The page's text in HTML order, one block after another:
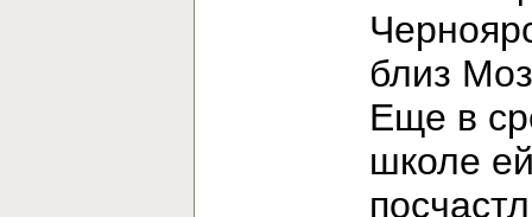
близ
Еще в
школе